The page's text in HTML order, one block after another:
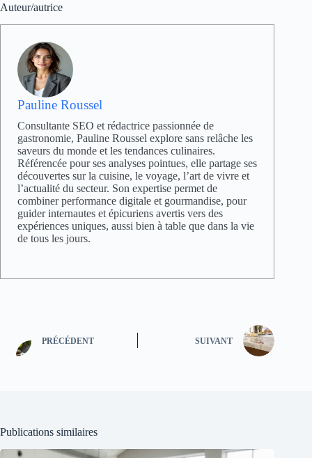
Auteur/autrice
Pauline Roussel
Consultante SEO et rédactrice passionnée de
gastronomie, Pauline Roussel explore sans relâche les
saveurs du monde et les tendances culinaires.
Référencée pour ses analyses pointues, elle partage ses
découvertes sur la cuisine, le voyage, l’art de vivre et
l’actualité du secteur. Son expertise permet de
combiner performance digitale et gourmandise, pour
guider internautes et épicuriens avertis vers des
expériences uniques, aussi bien à table que dans la vie
de tous les jours.
PRÉCÉDENT SUIVANT
Publications similaires